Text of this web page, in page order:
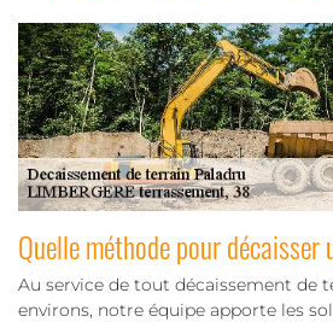
Quelle méthode pour
Au service de tout décaissement de
environs, notre équipe apporte les